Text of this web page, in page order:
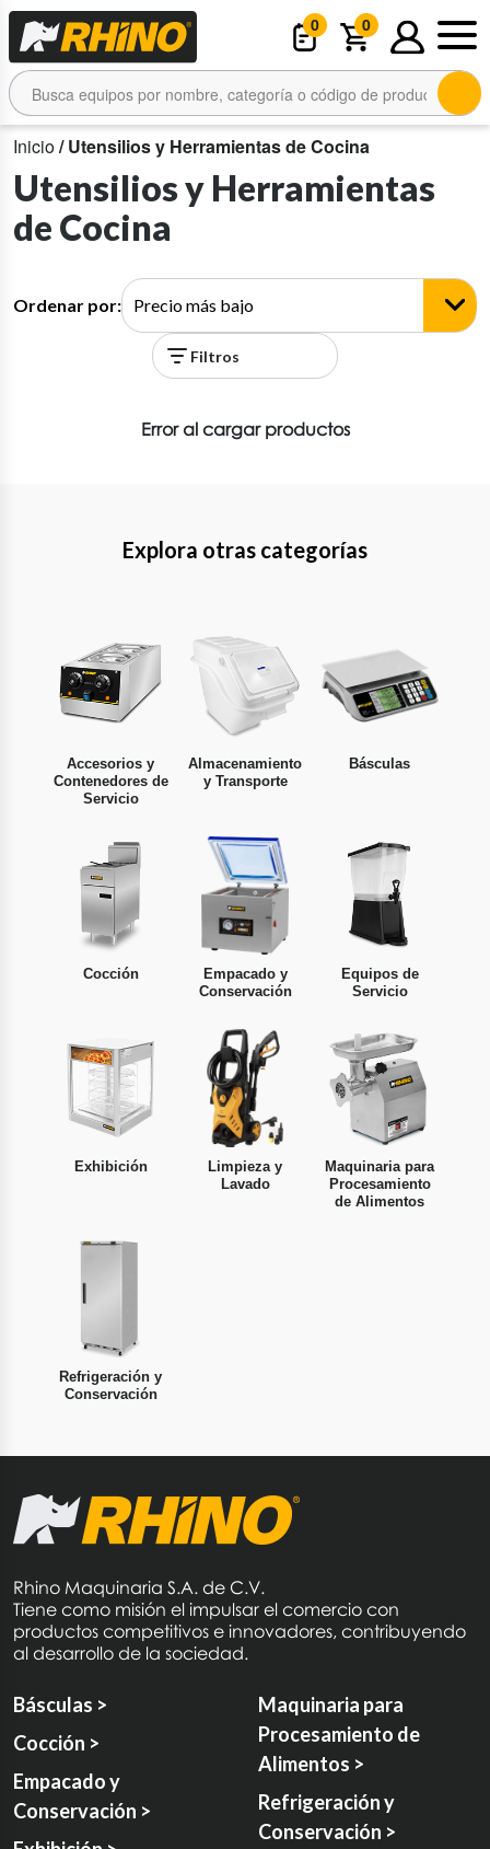
0 0
Inicio/ Utensilios y Herramientas de Cocina
Utensilios y Herramientas
de Cocina
Ordenar por:
Filtros
Error al cargar productos
Explora otras categorías
Accesorios y
Contenedores de
Servicio
Almacenamiento
y Transporte
Básculas
Cocción
Empacado y
Conservación
Equipos de
Servicio
Exhibición
Limpieza y
Lavado
Maquinaria para
Procesamiento
de Alimentos
Refrigeración y
Conservación
Rhino Maquinaria S.A. de C.V.
Tiene como misión el impulsar el comercio con
productos competitivos e innovadores, contribuyendo
al desarrollo de la sociedad.
Básculas >
Cocción >
Empacado y
Conservación >
Maquinaria para
Procesamiento de
Alimentos >
Refrigeración y
Conservación >